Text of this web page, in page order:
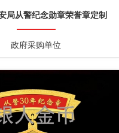
局从警纪念勋章荣誉章定制
政府采购单位